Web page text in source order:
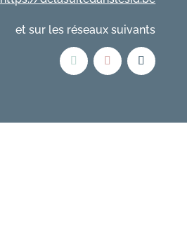
et sur les réseaux suivants